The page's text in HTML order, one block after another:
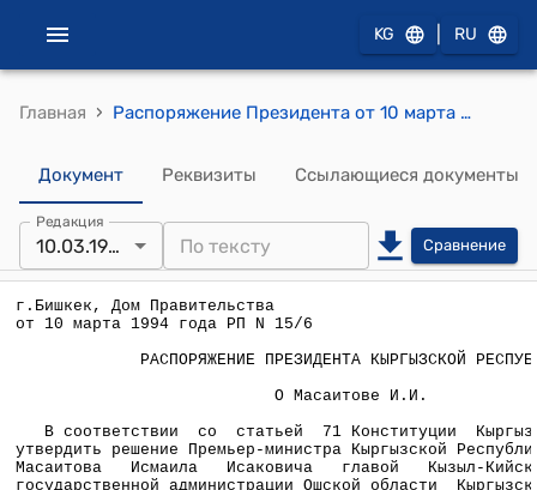
KG RU
Главная › Распоряжение Президента от 10 марта 1994 года РП №15/6
Документ Реквизиты Ссылающиеся документы
Редакция
10.03.1994 Сравнение